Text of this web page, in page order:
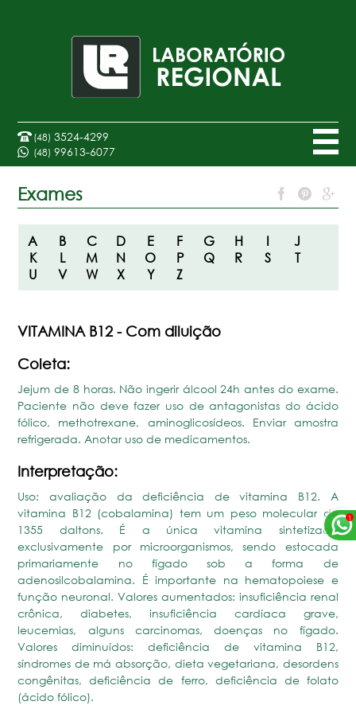
(48) 3524-4299
(48) 99613-6077
Exames
A B C D E F G H I
J
K
L M N O P Q R S
T
U
V W X Y Z
VITAMINA B12 - Com diluição
Coleta:
Jejum de 8 horas. Não ingerir álcool 24h antes do exame.
Paciente não deve fazer uso de antagonistas do ácido
fólico, methotrexane, aminoglicosídeos. Enviar amostra
refrigerada. Anotar uso de medicamentos.
Interpretação:
Uso: avaliação da deficiência de vitamina B12. A
vitamina B12 (cobalamina) tem um peso molecular de
1355 daltons. É a única vitamina sintetizada
exclusivamente por microorganismos, sendo estocada
primariamente no fígado sob a forma de
adenosilcobalamina. É importante na hematopoiese e
função neuronal. Valores aumentados: insuficiência renal
crônica, diabetes, insuficiência cardíaca grave,
leucemias, alguns carcinomas, doenças no fígado.
Valores diminuídos: deficiência de vitamina B12,
síndromes de má absorção, dieta vegetariana, desordens
congênitas, deficiência de ferro, deficiência de folato
(ácido fólico).